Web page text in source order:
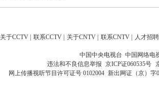
关于CCTV | 联系CCTV | 关于CNTV | 联系CNTV | 人才招聘
中国中央电视台 中国网络电
违法和不良信息举报 京ICP证060535号
网上传播视听节目许可证号 0102004 新出网证（京）